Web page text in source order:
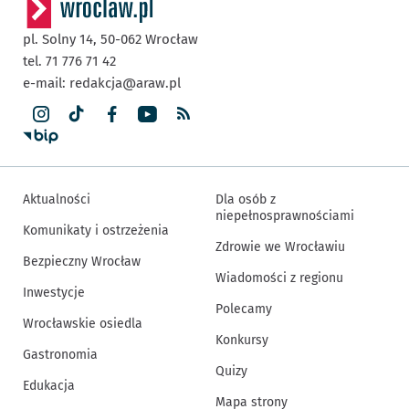
pl. Solny 14, 50-062 Wrocław
tel. 71 776 71 42
e-mail: redakcja@araw.pl
Aktualności
Komunikaty i ostrzeżenia
Bezpieczny Wrocław
Inwestycje
Wrocławskie osiedla
Gastronomia
Edukacja
Dla osób z
niepełnosprawnościami
Zdrowie we Wrocławiu
Wiadomości z regionu
Polecamy
Konkursy
Quizy
Mapa strony